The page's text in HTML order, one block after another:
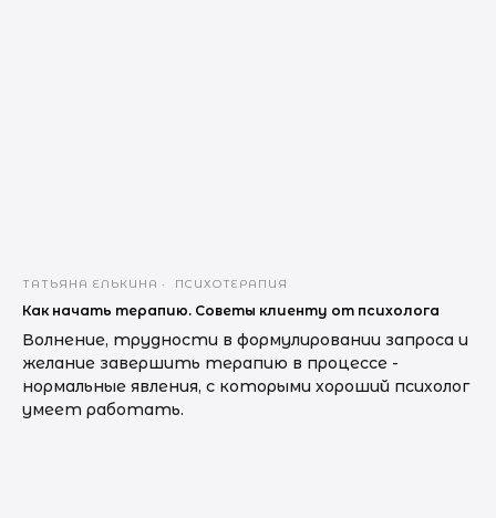
ТАТЬЯНА ЕЛЬКИНА ПСИХОТЕРАПИЯ
Как начать терапию. Советы клиенту от психолога
Волнение, трудности в формулировании запроса и
желание завершить терапию в процессе -
нормальные явления, с которыми хороший психолог
умеет работать.